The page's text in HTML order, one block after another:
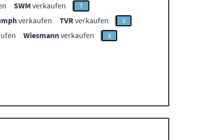
SWM verkaufen T
verkaufen TVRverkaufen V
Wiesmannverkaufen X